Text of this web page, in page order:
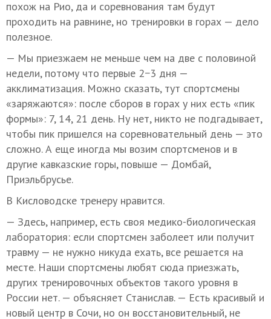
похож на Рио, да и соревнования там будут
проходить на равнине, но тренировки в горах — дело
полезное.
— Мы приезжаем не меньше чем на две с половиной
недели, потому что первые 2−3 дня —
акклиматизация. Можно сказать, тут спортсмены
«заряжаются»: после сборов в горах у них есть «пик
формы»: 7, 14, 21 день. Ну нет, никто не подгадывает,
чтобы пик пришелся на соревновательный день — это
сложно. А еще иногда мы возим спортсменов и в
другие кавказские горы, повыше — Домбай,
Приэльбрусье.
В Кисловодске тренеру нравится.
— Здесь, например, есть своя медико-биологическая
лаборатория: если спортсмен заболеет или получит
травму — не нужно никуда ехать, все решается на
месте. Наши спортсмены любят сюда приезжать,
других тренировочных объектов такого уровня в
России нет. — объясняет Станислав. — Есть красивый и
новый центр в Сочи, но он восстановительный, не